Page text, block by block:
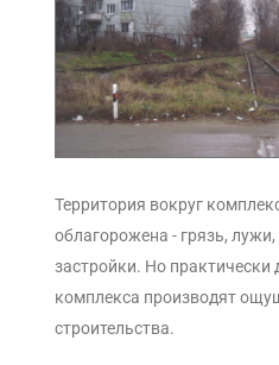
Территория вокруг
облагорожена - грязь,
застройки. Но практически
комплекса производят
строительства.